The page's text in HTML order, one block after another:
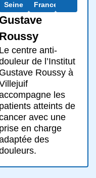
Seine
France
Gustave
Roussy
Le centre anti-
de l’Institut
Gustave Roussy à
les
patients atteints de
avec une
prise en charge
des